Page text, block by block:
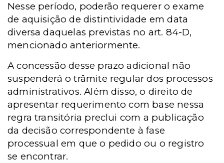
Nesse período, poderão requerer o exame
de aquisição de distintividade em data
diversa daquelas previstas no art. 84-D,
mencionado anteriormente.
A concessão desse prazo adicional não
suspenderá o trâmite regular dos processos
administrativos. Além disso, o direito de
apresentar requerimento com base nessa
regra transitória preclui com a publicação
da decisão correspondente à fase
processual em que o pedido ou o registro
se encontrar.